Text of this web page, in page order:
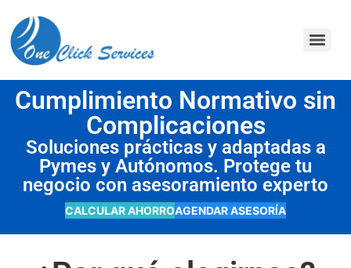
Cumplimiento Normativo sin
Complicaciones
Soluciones prácticas y adaptadas a
Pymes y Autónomos. Protege tu
negocio con asesoramiento experto
CALCULAR AHORROAGENDAR ASESORÍA